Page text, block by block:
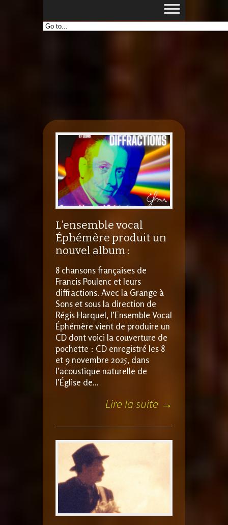
L’ensemble vocal
Éphémère produit un
nouvel album :
8 chansons françaises de
Francis Poulenc et leurs
diffractions. Avec la Grange à
Sons et sous la direction de
Régis Harquel, l’Ensemble Vocal
Éphémère vient de produire un
CD dont voici la couverture de
pochette : CD enregistré les 8
et 9 novembre 2025, dans
l’acoustique naturelle de
l’Église de…
Lire la suite →